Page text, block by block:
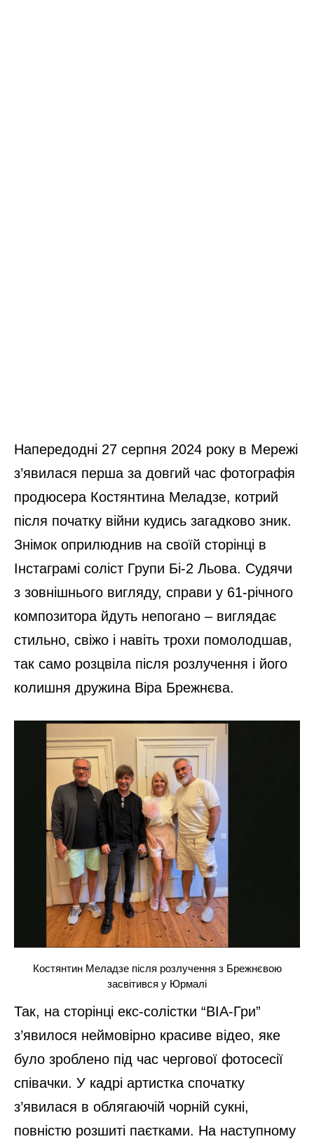
Напередодні 27 серпня 2024 року в Мережі
з’явилася перша за довгий час фотографія
продюсера Костянтина Меладзе, котрий
після початку війни кудись загадково зник.
Знімок оприлюднив на своїй сторінці в
Інстаграмі соліст Групи Бі-2 Льова. Судячи
з зовнішнього вигляду, справи у 61-річного
композитора йдуть непогано – виглядає
стильно, свіжо і навіть трохи помолодшав,
так само розцвіла після розлучення і його
колишня дружина Віра Брежнєва.
Костянтин Меладзе після розлучення з Брежнєвою
засвітився у Юрмалі
Так, на сторінці екс-солістки “ВІА-Гри”
з’явилося неймовірно красиве відео, яке
було зроблено під час чергової фотосесії
співачки. У кадрі артистка спочатку
з’явилася в облягаючій чорній сукні,
повністю розшиті паєтками. На наступному